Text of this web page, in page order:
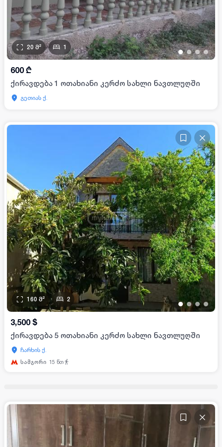
••••
20 მ² 1
600 ₾
ქირავდება 1 ოთახიანი კერძო სახლი ნავთლუღში
გეთიას ქ.
• •• •
160 მ² 2
3,500 $
ქირავდება 5 ოთახიანი კერძო სახლი ნავთლუღში
ჩარხის ქ.
სამგორი 15 წთ